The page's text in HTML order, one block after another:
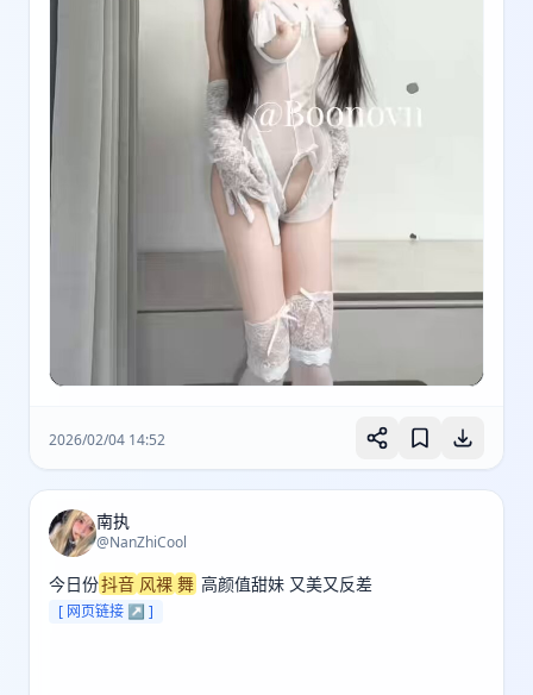
2026/02/04 14:52
南执
@NanZhiCool
今日份抖音 风裸 舞 高颜值甜妹 又美又反差
[ 网页链接 ↗ ]